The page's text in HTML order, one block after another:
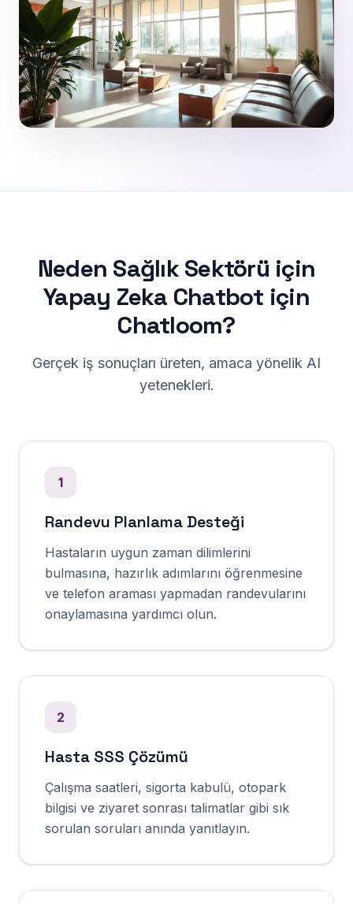
Neden Sağlık Sektörü için
Yapay Zeka Chatbot için
Chatloom?
Gerçek iş sonuçları üreten, amaca yönelik AI
yetenekleri.
1
Randevu Planlama Desteği
Hastaların uygun zaman dilimlerini
bulmasına, hazırlık adımlarını öğrenmesine
ve telefon araması yapmadan randevularını
onaylamasına yardımcı olun.
2
Hasta SSS Çözümü
Çalışma saatleri, sigorta kabulü, otopark
bilgisi ve ziyaret sonrası talimatlar gibi sık
sorulan soruları anında yanıtlayın.